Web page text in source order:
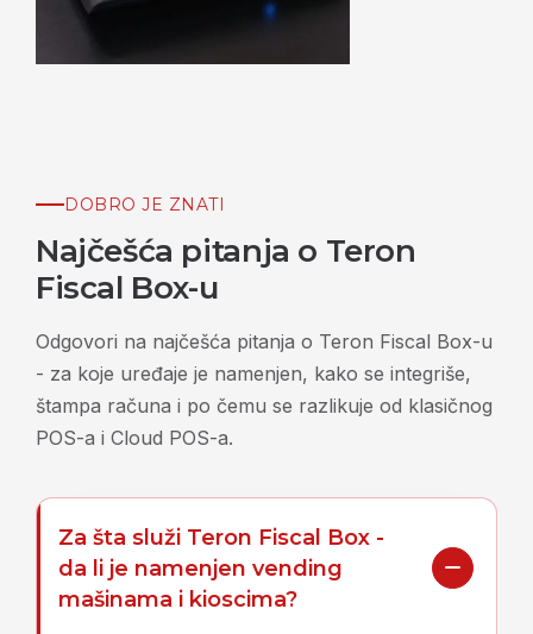
DOBRO JE ZNATI
Najčešća pitanja o Teron
Fiscal Box-u
Odgovori na najčešća pitanja o Teron Fiscal Box-u
- za koje uređaje je namenjen, kako se integriše,
štampa računa i po čemu se razlikuje od klasičnog
POS-a i Cloud POS-a.
Za šta služi Teron Fiscal Box -
da li je namenjen vending
mašinama i kioscima?